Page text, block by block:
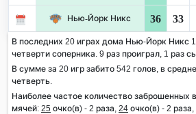
Нью-Йорк Никс 36 33
В последних 20 играх дома Нью-Йорк Никс
четверти соперника. 9 раз проиграл, 1 раз
В сумме за 20 игр забито 542 голов, в
четверть.
Наиболее частое количество заброшенных
мячей: 25 очко(в) - 2 раза, 24 очко(в) - 2 раза,